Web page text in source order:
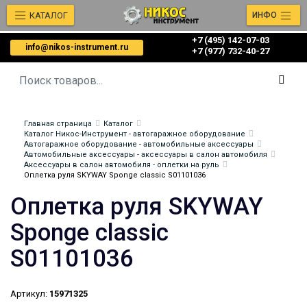
info@nikos-instrument.ru
+7 (495) 142-07-03
‎‎+7 (977) 732-40-27
КАТАЛОГ ИНФО
Главная страница
Каталог
Каталог Никос-Инструмент - автогаражное оборудование
Автогаражное оборудование - автомобильные аксессуары
Автомобильные аксессуары - аксессуары в салон автомобиля
Аксессуары в салон автомобиля - оплетки на руль
Оплетка руля SKYWAY Sponge classic S01101036
Оплетка руля SKYWAY
Sponge classic
S01101036
Артикул: 15971325